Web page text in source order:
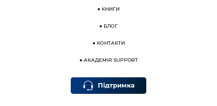
● КНИГИ
● БЛОГ
● КОНТАКТИ
● АКАДЕМІЯ SUPPORT
Підтримка